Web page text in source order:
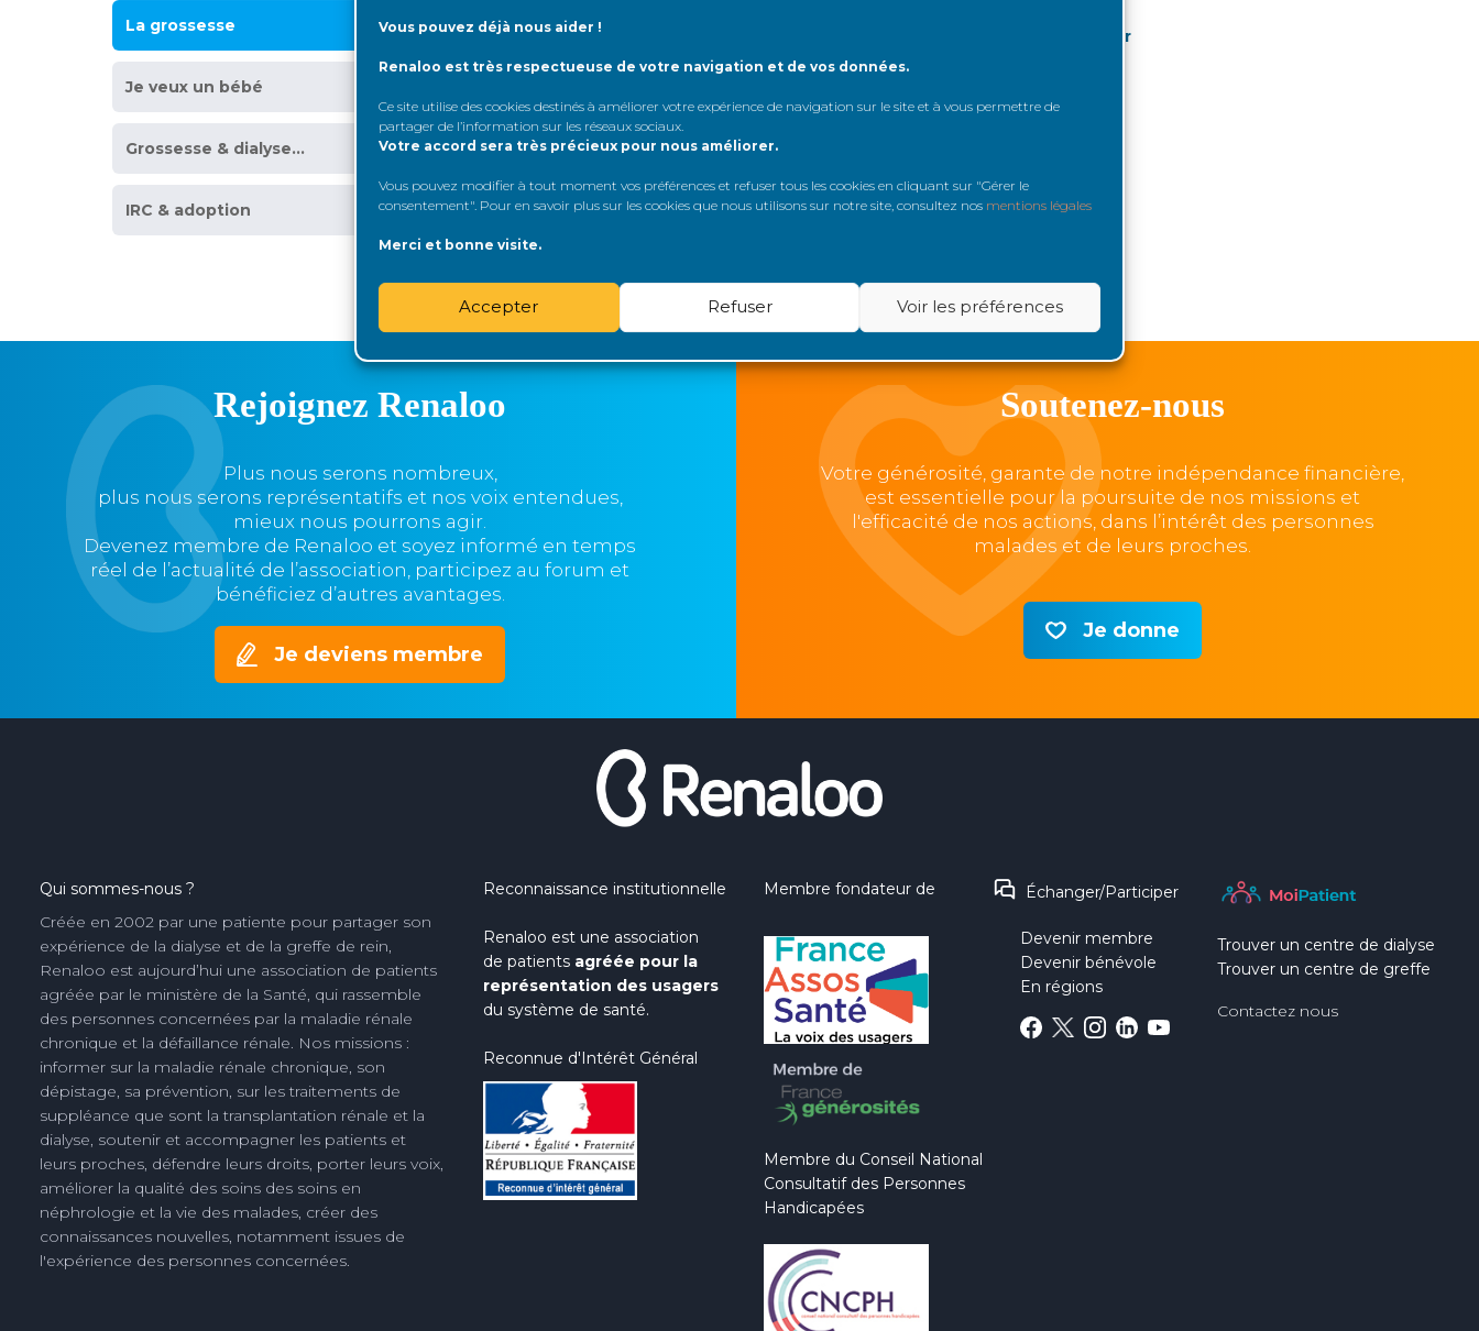
Vous pouvez déjà nous aider !
Renaloo est très respectueuse de votre navigation et de vos données.
Ce site utilise des cookies destinés à améliorer votre expérience de navigation sur le site et à vous permettre de
partager de l’information sur les réseaux sociaux
Votre accord sera très précieux pour nous améliorer.
Vous pouvez modifier à tout moment vos préférences et refuser tous les cookies en cliquant sur "Gérer le
consentement". Pour en savoir plus sur les cookies que nous utilisons sur notre site, consultez nos mentions légales
Merci et bonne visite.
Accepter Refuser Voir les préférences
La grossesse
Je veux un bébé
Grossesse & dialyse…
IRC & adoption
est insuffisante, la grossesse risque d’accélérer sa dégradation et de précipiter le retour
en dialyse. Certaines femmes font néanmoins ce choix, qui, à condition d’être éclairé, doit alors
Rejoignez Renaloo
Plus nous serons nombreux,
plus nous serons représentatifs et nos voix entendues,
mieux nous pourrons agir.
Devenez membre de Renaloo et soyez informé en temps
réel de l’actualité de l’association, participez au forum et
bénéficiez d’autres avantages.
Je deviens membre
Soutenez-nous
Votre générosité, garante de notre indépendance financière,
est essentielle pour la poursuite de nos missions et
l'efficacité de nos actions, dans l’intérêt des personnes
malades et de leurs proches.
Je donne
Qui sommes-nous ?
Créée en 2002 par une patiente pour partager son
expérience de la dialyse et de la greffe de rein,
Renaloo est aujourd’hui une association de patients
agréée par le ministère de la Santé, qui rassemble
des personnes concernées par la maladie rénale
chronique et la défaillance rénale. Nos missions :
informer sur la maladie rénale chronique, son
dépistage, sa prévention, sur les traitements de
suppléance que sont la transplantation rénale et la
dialyse, soutenir et accompagner les patients et
leurs proches, défendre leurs droits, porter leurs voix,
améliorer la qualité des soins des soins en
néphrologie et la vie des malades, créer des
connaissances nouvelles, notamment issues de
l'expérience des personnes concernées.
Reconnaissance institutionnelle
Renaloo est une association
de patients agréée pour la
représentation des usagers
du système de santé.
Reconnue d'Intérêt Général
Membre fondateur de
Membre du Conseil National
Consultatif des Personnes
Handicapées
Échanger/Participer
Devenir membre
Devenir bénévole
En régions
Trouver un centre de dialyse
Trouver un centre de greffe
Contactez nous